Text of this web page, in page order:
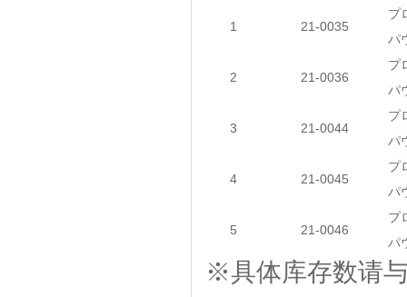
1 21-0035
プ
パ
2 21-0036
プ
パ
3 21-0044
プ
パ
4 21-0045
プ
パ
5 21-0046
プ
パ
※具体库存数请